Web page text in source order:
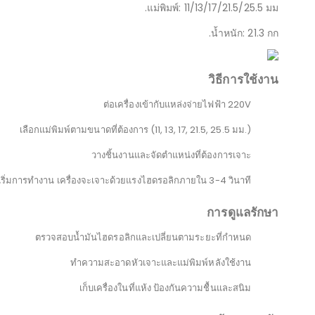
แม่พิมพ์: 11/13/17/21.5/25.5 มม.
น้ำหนัก: 21.3 กก.
วิธีการใช้งาน
ต่อเครื่องเข้ากับแหล่งจ่ายไฟฟ้า 220V
เลือกแม่พิมพ์ตามขนาดที่ต้องการ (11, 13, 17, 21.5, 25.5 มม.)
วางชิ้นงานและจัดตำแหน่งที่ต้องการเจาะ
มการทำงาน เครื่องจะเจาะด้วยแรงไฮดรอลิกภายใน 3-4 วินาที
การดูแลรักษา
ตรวจสอบน้ำมันไฮดรอลิกและเปลี่ยนตามระยะที่กำหนด
ทำความสะอาดหัวเจาะและแม่พิมพ์หลังใช้งาน
เก็บเครื่องในที่แห้ง ป้องกันความชื้นและสนิม